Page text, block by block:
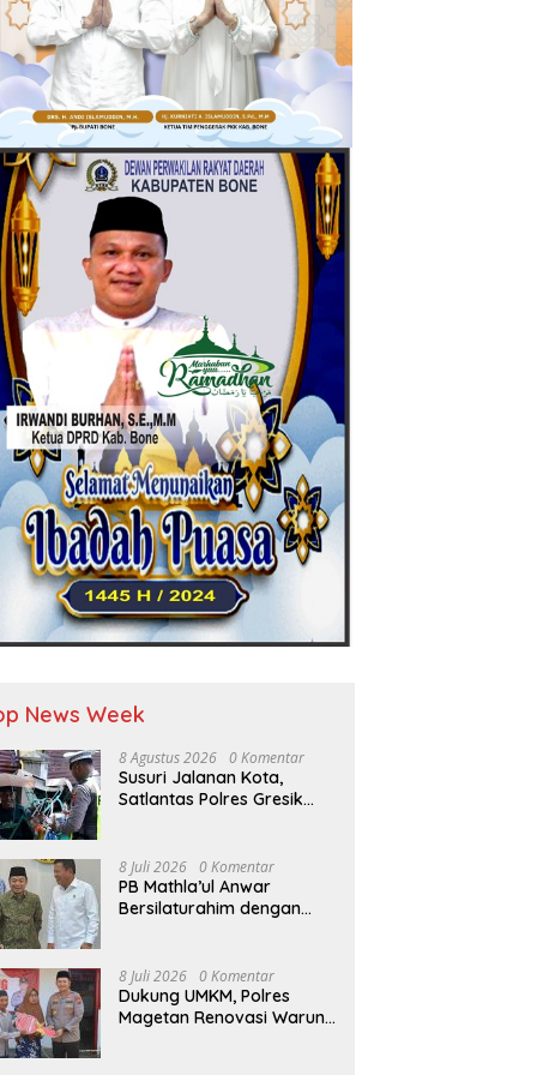
News Week
8 Agustus 2026 0 Komentar
Susuri Jalanan Kota,
Satlantas Polres Gresik
8 Juli 2026 0 Komentar
PB Mathla’ul Anwar
Bersilaturahim dengan
Herindra: Bahas Komitmen
Rekat Persatuan dan
Kemajuan NKRI
8 Juli 2026 0 Komentar
Dukung UMKM, Polres
Magetan Renovasi Warung